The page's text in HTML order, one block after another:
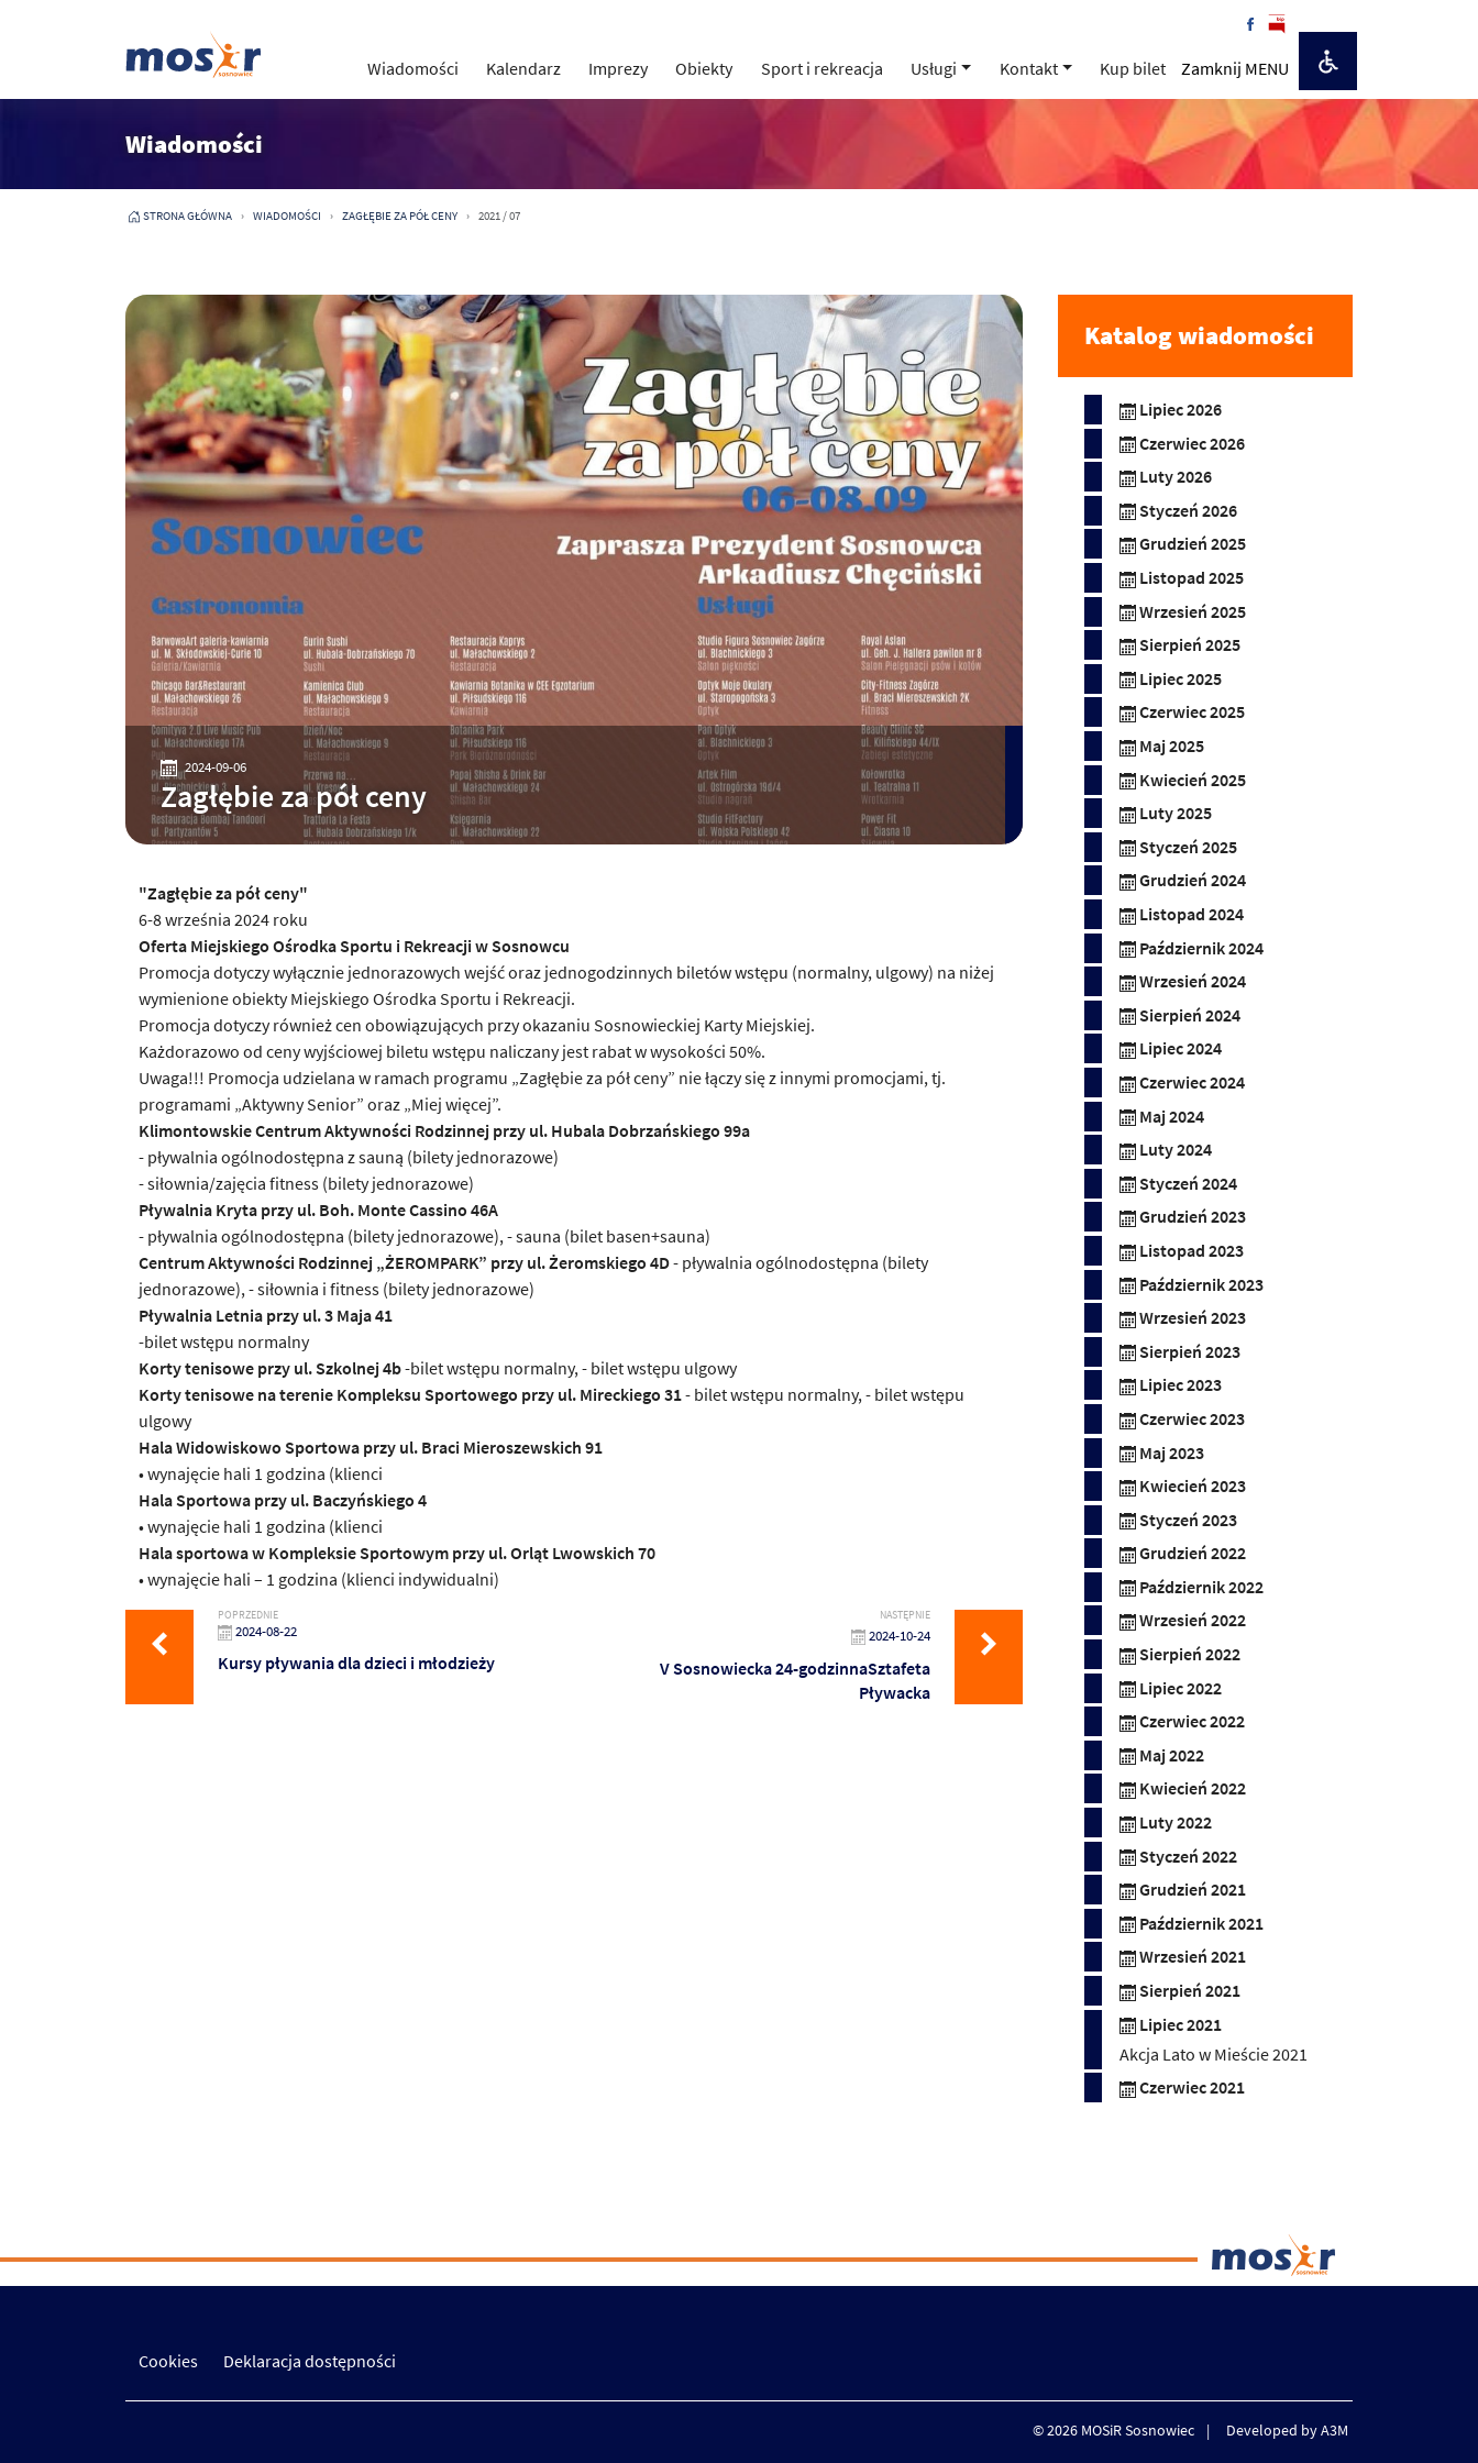
Wiadomości Kalendarz Imprezy Obiekty Sport i rekreacja Usługi Kontakt Kup bilet Zamknij MENU
Wiadomości
STRONA GŁÓWNA WIADOMOŚCI ZAGŁĘBIE ZA PÓŁ CENY 2021 / 07
2024-09-06
Zagłębie za pół ceny
"Zagłębie za pół ceny"
6-8 września 2024 roku
Oferta Miejskiego Ośrodka Sportu i Rekreacji w Sosnowcu
Promocja dotyczy wyłącznie jednorazowych wejść oraz jednogodzinnych biletów wstępu (normalny, ulgowy) na niżej
wymienione obiekty Miejskiego Ośrodka Sportu i Rekreacji.
Promocja dotyczy również cen obowiązujących przy okazaniu Sosnowieckiej Karty Miejskiej.
Każdorazowo od ceny wyjściowej biletu wstępu naliczany jest rabat w wysokości 50%.
Uwaga!!! Promocja udzielana w ramach programu „Zagłębie za pół ceny” nie łączy się z innymi promocjami, tj.
programami „Aktywny Senior” oraz „Miej więcej”.
Klimontowskie Centrum Aktywności Rodzinnej przy ul. Hubala Dobrzańskiego 99a
- pływalnia ogólnodostępna z sauną (bilety jednorazowe)
- siłownia/zajęcia fitness (bilety jednorazowe)
Pływalnia Kryta przy ul. Boh. Monte Cassino 46A
- pływalnia ogólnodostępna (bilety jednorazowe), - sauna (bilet basen+sauna)
Centrum Aktywności Rodzinnej „ŻEROMPARK” przy ul. Żeromskiego 4D- pływalnia ogólnodostępna (bilety
jednorazowe), - siłownia i fitness (bilety jednorazowe)
Pływalnia Letnia przy ul. 3 Maja 41
-bilet wstępu normalny
Korty tenisowe przy ul. Szkolnej 4b-bilet wstępu normalny, - bilet wstępu ulgowy
Korty tenisowe na terenie Kompleksu Sportowego przy ul. Mireckiego 31- bilet wstępu normalny, - bilet wstępu
ulgowy
Hala Widowiskowo Sportowa przy ul. Braci Mieroszewskich 91
• wynajęcie hali 1 godzina (klienci
Hala Sportowa przy ul. Baczyńskiego 4
• wynajęcie hali 1 godzina (klienci
Hala sportowa w Kompleksie Sportowym przy ul. Orląt Lwowskich 70
• wynajęcie hali – 1 godzina (klienci indywidualni)
POPRZEDNIE
2024-08-22
Kursy pływania dla dzieci i młodzieży
NASTĘPNIE
2024-10-24
V Sosnowiecka 24-godzinnaSztafeta
Pływacka
Katalog wiadomości
Lipiec 2026
Czerwiec 2026
Luty 2026
Styczeń 2026
Grudzień 2025
Listopad 2025
Wrzesień 2025
Sierpień 2025
Lipiec 2025
Czerwiec 2025
Maj 2025
Kwiecień 2025
Luty 2025
Styczeń 2025
Grudzień 2024
Listopad 2024
Październik 2024
Wrzesień 2024
Sierpień 2024
Lipiec 2024
Czerwiec 2024
Maj 2024
Luty 2024
Styczeń 2024
Grudzień 2023
Listopad 2023
Październik 2023
Wrzesień 2023
Sierpień 2023
Lipiec 2023
Czerwiec 2023
Maj 2023
Kwiecień 2023
Styczeń 2023
Grudzień 2022
Październik 2022
Wrzesień 2022
Sierpień 2022
Lipiec 2022
Czerwiec 2022
Maj 2022
Kwiecień 2022
Luty 2022
Styczeń 2022
Grudzień 2021
Październik 2021
Wrzesień 2021
Sierpień 2021
Lipiec 2021
Akcja Lato w Mieście 2021
Czerwiec 2021
Cookies Deklaracja dostępności
© 2026 MOSiR Sosnowiec Developed by A3M